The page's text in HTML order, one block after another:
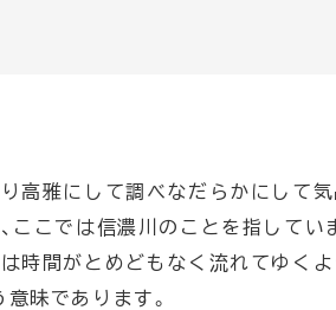
高雅にして調べなだらかにして
ここでは信濃川のことを指していま
時間がとめどもなく流れてゆく
昧であります。